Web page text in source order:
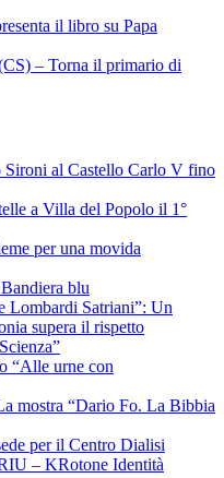
il libro su Papa
– Torna il primario di
al Castello Carlo V fino
a Villa del Popolo il 1°
per una movida
blu
Lombardi Satriani”: Un
supera il rispetto
“Alle urne con
mostra “Dario Fo. La Bibbia
per il Centro Dialisi
– KRotone Identità